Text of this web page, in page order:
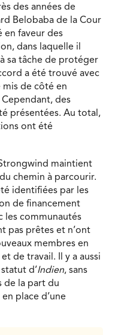
des années de
Belobaba de la Cour
en faveur des
dans laquelle il
sa tâche de protéger
a été trouvé avec
mis de côté en
des
présentées. Au total,
ont été
maintient
chemin à parcourir.
identifiées par les
de financement
les communautés
pas prêtes et n’ont
membres en
de travail. Il y a aussi
d’Indien, sans
de la part du
place d’une